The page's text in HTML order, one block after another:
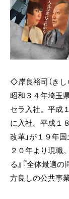
◇岸良裕司（きし
昭和３４年埼玉
セラ入社。平成
に入社。平成１
改革」が１９年
２０年より現職
る』『全体最適の
方良しの公共事業